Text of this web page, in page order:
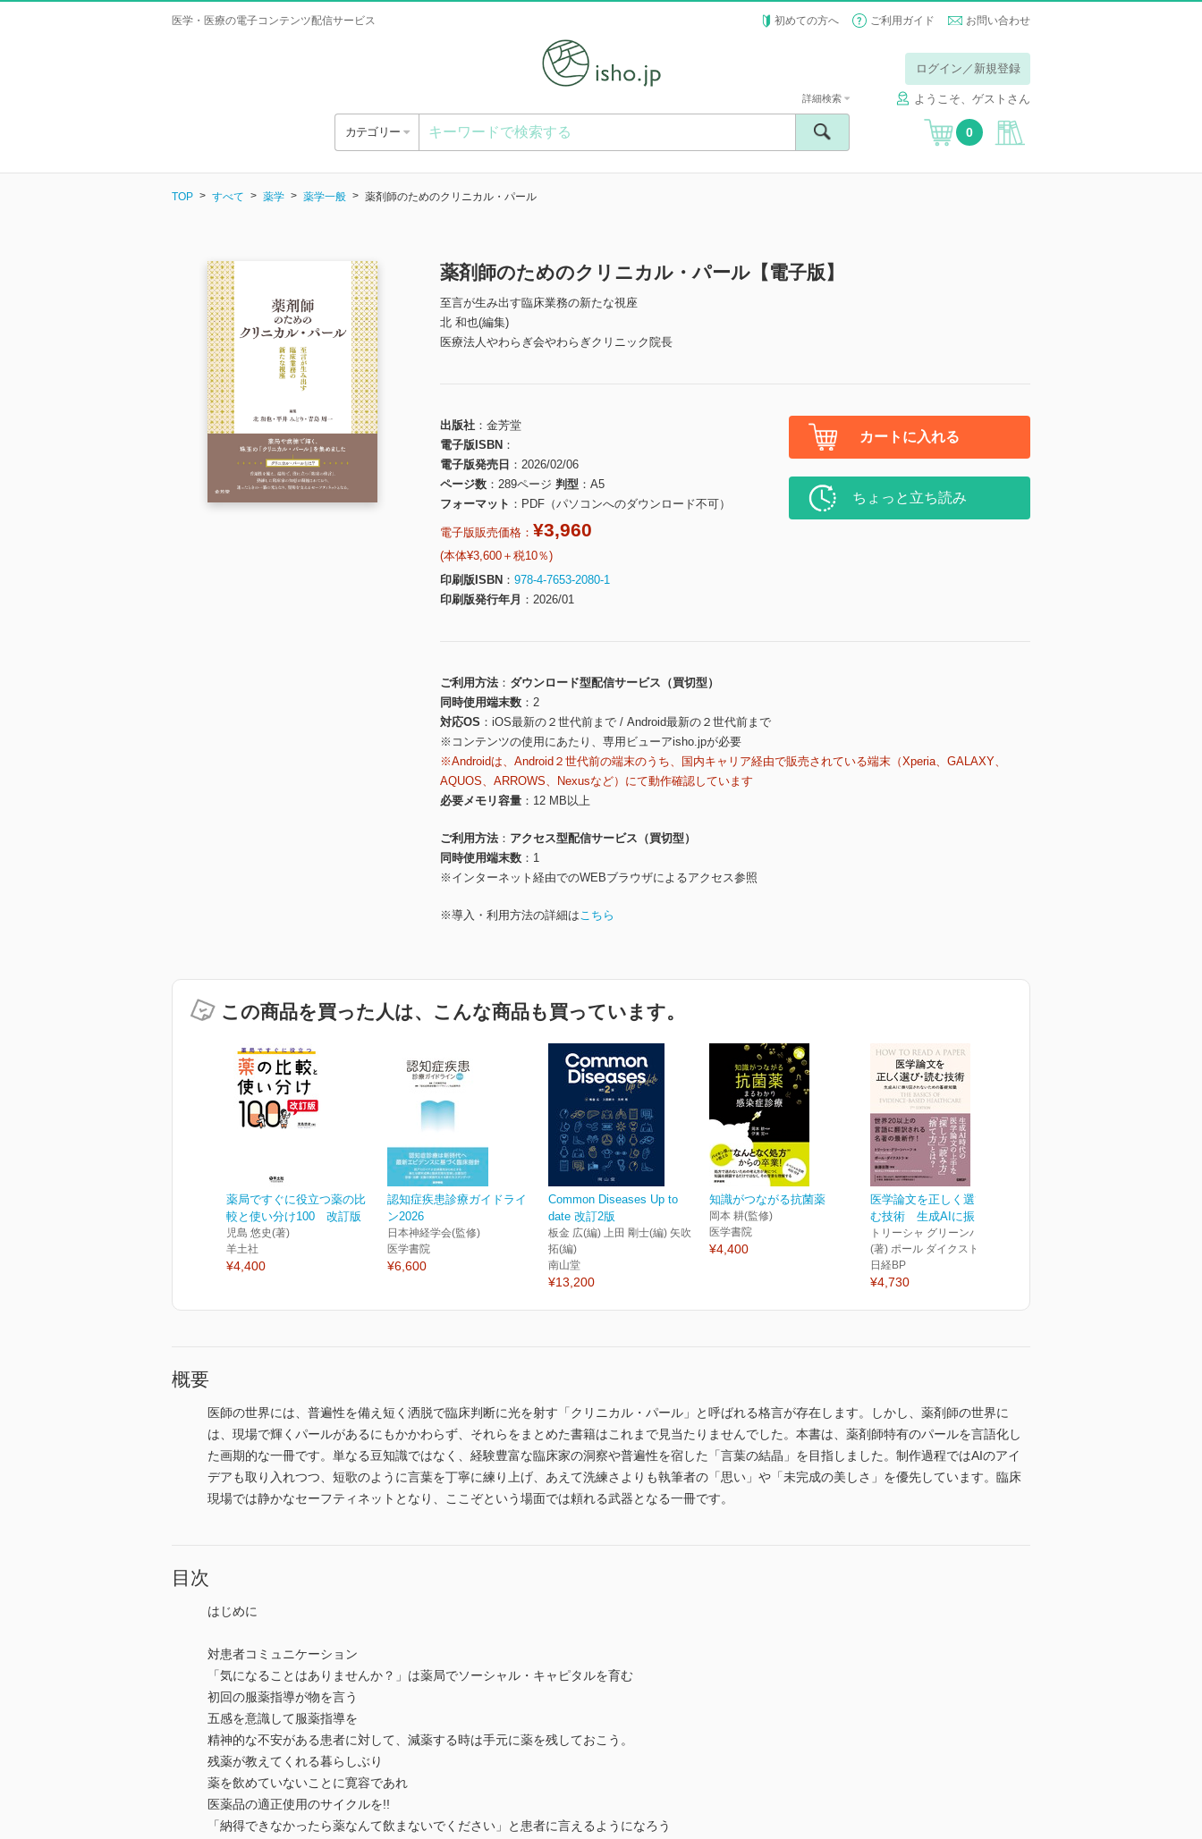
医学・医療の電子コンテンツ配信サービス 初めての方へ ご利用ガイド お問い合わせ
ログイン／新規登録
ようこそ、ゲストさん
カテゴリー
詳細検索
0
TOP すべて 薬学 薬学一般 薬剤師のためのクリニカル・パール
薬剤師のためのクリニカル・パール【電子版】
至言が生み出す臨床業務の新たな視座
北 和也(編集)
医療法人やわらぎ会やわらぎクリニック院長
出版社
金芳堂
電子版ISBN
電子版発売日
2026/02/06
ページ数
289ページ 判型
A5
フォーマット
PDF（パソコンへのダウンロード不可）
電子版販売価格： ¥3,960
(本体¥3,600＋税10％)
印刷版ISBN
978-4-7653-2080-1
印刷版発行年月
2026/01
カートに入れる
ちょっと立ち読み
ご利用方法
ダウンロード型配信サービス（買切型）
同時使用端末数
2
対応OS
iOS最新の２世代前まで / Android最新の２世代前まで
※コンテンツの使用にあたり、専用ビューアisho.jpが必要
※Androidは、Android２世代前の端末のうち、国内キャリア経由で販売されている端末（Xperia、GALAXY、
AQUOS、ARROWS、Nexusなど）にて動作確認しています
必要メモリ容量
12 MB以上
ご利用方法
アクセス型配信サービス（買切型）
同時使用端末数
1
※インターネット経由でのWEBブラウザによるアクセス参照
※導入・利用方法の詳細はこちら
この商品を買った人は、こんな商品も買っています。
薬局ですぐに役立つ薬の比
較と使い分け100 改訂版
児島 悠史(著)
羊土社
¥4,400
認知症疾患診療ガイドライ
ン2026
日本神経学会(監修)
医学書院
¥6,600
Common Diseases Up to
date 改訂2版
板金 広(編) 上田 剛士(編) 矢吹
拓(編)
南山堂
¥13,200
知識がつながる抗菌薬
岡本 耕(監修)
医学書院
¥4,400
医学論文を正しく選び・読
む技術 生成AIに振り回...
トリーシャ グリーンハーフ
(著) ポール ダイクストラ(著)
日経BP
¥4,730
概要
医師の世界には、普遍性を備え短く洒脱で臨床判断に光を射す「クリニカル・パール」と呼ばれる格言が存在します。しかし、薬剤師の世界に
は、現場で輝くパールがあるにもかかわらず、それらをまとめた書籍はこれまで見当たりませんでした。本書は、薬剤師特有のパールを言語化し
た画期的な一冊です。単なる豆知識ではなく、経験豊富な臨床家の洞察や普遍性を宿した「言葉の結晶」を目指しました。制作過程ではAIのアイ
デアも取り入れつつ、短歌のように言葉を丁寧に練り上げ、あえて洗練さよりも執筆者の「思い」や「未完成の美しさ」を優先しています。臨床
現場では静かなセーフティネットとなり、ここぞという場面では頼れる武器となる一冊です。
目次
はじめに
対患者コミュニケーション
「気になることはありませんか？」は薬局でソーシャル・キャピタルを育む
初回の服薬指導が物を言う
五感を意識して服薬指導を
精神的な不安がある患者に対して、減薬する時は手元に薬を残しておこう。
残薬が教えてくれる暮らしぶり
薬を飲めていないことに寛容であれ
医薬品の適正使用のサイクルを!!
「納得できなかったら薬なんて飲まないでください」と患者に言えるようになろう